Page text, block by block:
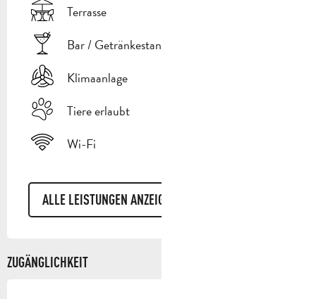
Terrasse
Bar / Getränkestand
Klimaanlage
Tiere erlaubt
Wi-Fi
ALLE LEISTUNGEN ANZEIGEN
ZUGÄNGLICHKEIT